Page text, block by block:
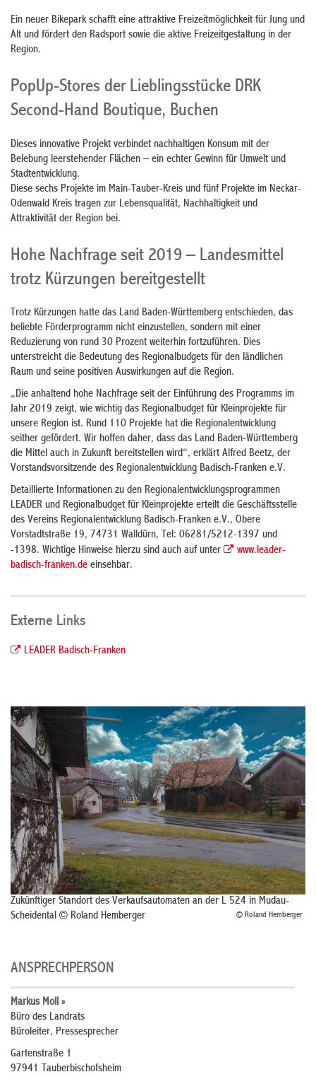
Ein neuer Bikepark schafft eine attraktive Freizeitmöglichkeit für Jung und
Alt und fördert den Radsport sowie die aktive Freizeitgestaltung in der
Region.
PopUp-Stores der Lieblingsstücke DRK
Second-Hand Boutique, Buchen
Dieses innovative Projekt verbindet nachhaltigen Konsum mit der
Belebung leerstehender Flächen – ein echter Gewinn für Umwelt und
Stadtentwicklung.
Diese sechs Projekte im Main-Tauber-Kreis und fünf Projekte im Neckar-
Odenwald Kreis tragen zur Lebensqualität, Nachhaltigkeit und
Attraktivität der Region bei.
Hohe Nachfrage seit 2019 – Landesmittel
trotz Kürzungen bereitgestellt
Trotz Kürzungen hatte das Land Baden-Württemberg entschieden, das
beliebte Förderprogramm nicht einzustellen, sondern mit einer
Reduzierung von rund 30 Prozent weiterhin fortzuführen. Dies
unterstreicht die Bedeutung des Regionalbudgets für den ländlichen
Raum und seine positiven Auswirkungen auf die Region.
„Die anhaltend hohe Nachfrage seit der Einführung des Programms im
Jahr 2019 zeigt, wie wichtig das Regionalbudget für Kleinprojekte für
unsere Region ist. Rund 110 Projekte hat die Regionalentwicklung
seither gefördert. Wir hoffen daher, dass das Land Baden-Württemberg
die Mittel auch in Zukunft bereitstellen wird“, erklärt Alfred Beetz, der
Vorstandsvorsitzende des Regionalentwicklung Badisch-Franken e.V.
Detaillierte Informationen zu den Regionalentwicklungsprogrammen
LEADER und Regionalbudget für Kleinprojekte erteilt die Geschäftsstelle
des Vereins Regionalentwicklung Badisch-Franken e.V., Obere
Vorstadtstraße 19, 74731 Walldürn, Tel: 06281/5212-1397 und
-1398. Wichtige Hinweise hierzu sind auch auf unter
www.leader-
badisch-franken.de einsehbar.
Externe Links
LEADER Badisch-Franken
© Roland Hemberger
Zukünftiger Standort des Verkaufsautomaten an der L 524 in Mudau-
Scheidental © Roland Hemberger
ANSPRECHPERSON
Markus Moll »
Büro des Landrats
Büroleiter, Pressesprecher
Gartenstraße 1
97941 Tauberbischofsheim